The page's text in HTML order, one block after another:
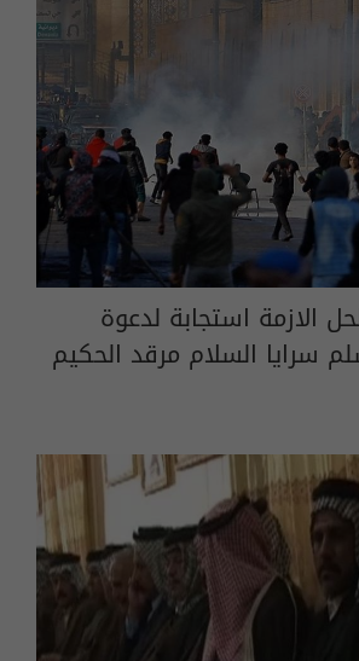
الازمة استجابة لدعوة
سرايا السلام مرقد الحكيم